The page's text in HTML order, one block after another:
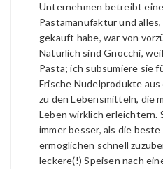
Unternehmen betreibt
Pastamanufaktur und
gekauft habe, war von
Natürlich sind Gnocchi,
Pasta; ich subsumiere sie
Frische Nudelprodukte
zu den Lebensmitteln, die
Leben wirklich erleichtern.
immer besser, als die
ermöglichen schnell
leckere(!) Speisen nach